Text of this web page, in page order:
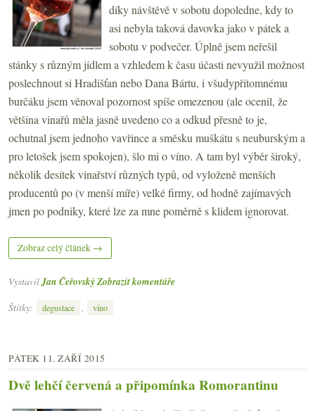
díky návštěvě v sobotu dopoledne, kdy to
asi nebyla taková davovka jako v pátek a
sobotu v podvečer. Úplně jsem neřešil
stánky s různým jídlem a vzhledem k času účasti nevyužil možnost
poslechnout si Hradišťan nebo Dana Bártu, i všudypřítomnému
burčáku jsem věnoval pozornost spíše omezenou (ale ocenil, že
většina vinařů měla jasně uvedeno co a odkud přesně to je,
ochutnal jsem jednoho vavřince a směsku muškátu s neuburským a
pro letošek jsem spokojen), šlo mi o víno. A tam byl výběr široký,
několik desítek vinařství různých typů, od vyloženě menších
producentů po (v menší míře) velké firmy, od hodně zajímavých
jmen po podniky, které lze za mne poměrně s klidem ignorovat.
Zobraz celý článek →
VystavilJan ČeřovskýZobrazit komentáře
Štítky:
degustace víno
PÁTEK 11. ZÁŘÍ 2015
Dvě lehčí červená a připomínka Romorantinu